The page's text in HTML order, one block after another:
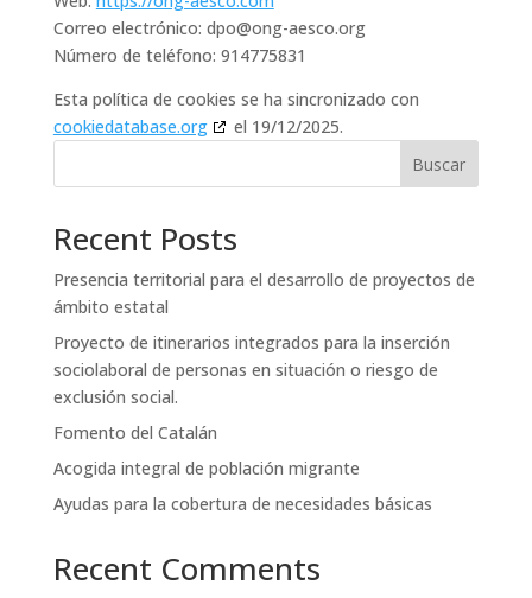
Correo electrónico: dpo@ong-aesco.org
Número de teléfono: 914775831
Esta política de cookies se ha sincronizado con
cookiedatabase.org
el 19/12/2025.
Buscar
Recent Posts
Presencia territorial para el desarrollo de proyectos de
ámbito estatal
Proyecto de itinerarios integrados para la inserción
sociolaboral de personas en situación o riesgo de
exclusión social.
Fomento del Catalán
Acogida integral de población migrante
Ayudas para la cobertura de necesidades básicas
Recent Comments